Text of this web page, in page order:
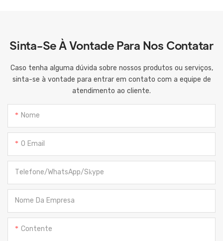
Sinta-Se À Vontade Para Nos Contatar
Caso tenha alguma dúvida sobre nossos produtos ou serviços,
sinta-se à vontade para entrar em contato com a equipe de
atendimento ao cliente.
Nome
O Email
Telefone/WhatsApp/Skype
Nome Da Empresa
Contente